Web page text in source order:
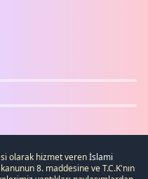
olarak hizmet verenİslami
8. maddesine veT.C.K'nın